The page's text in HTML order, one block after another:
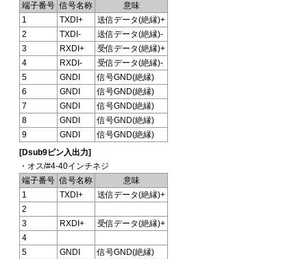
端子番号 信号名称
意味
1
TXDI+
送信データ(絶縁)+
2
TXDI-
送信データ(絶縁)-
3
RXDI+
受信データ(絶縁)+
4
RXDI-
受信データ(絶縁)-
5
GNDI
信号GND(絶縁)
6
GNDI
信号GND(絶縁)
7
GNDI
信号GND(絶縁)
8
GNDI
信号GND(絶縁)
9
GNDI
信号GND(絶縁)
[Dsub9ピン入出力]
・オス/#4-40インチネジ
端子番号 信号名称
意味
1
TXDI+
送信データ(絶縁)+
2
3
RXDI+
受信データ(絶縁)+
4
5
GNDI
信号GND(絶縁)